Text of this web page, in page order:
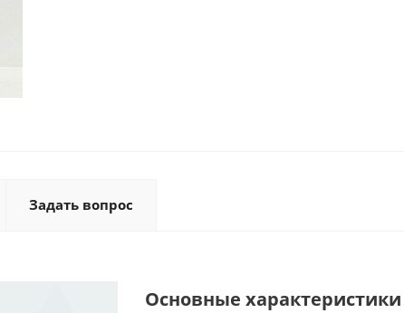
Задать вопрос
Основные